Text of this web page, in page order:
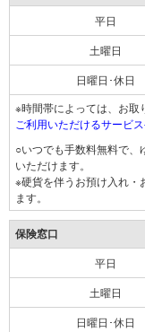
平日
土曜日
日曜日･休日
※時間帯によっては、お取
ご利用いただけるサービ
○いつでも手数料無料で、
いただけます。
※硬貨を伴うお預け入れ・
ます。
保険窓口
平日
土曜日
日曜日･休日